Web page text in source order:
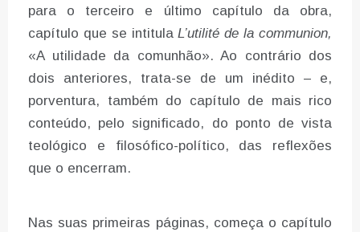
para o terceiro e último capítulo da obra,
capítulo que se intitulaL’utilité de la communion,
«A utilidade da comunhão». Ao contrário dos
dois anteriores, trata-se de um inédito – e,
porventura, também do capítulo de mais rico
conteúdo, pelo significado, do ponto de vista
teológico e filosófico-político, das reflexões
que o encerram.
Nas suas primeiras páginas, começa o capítulo